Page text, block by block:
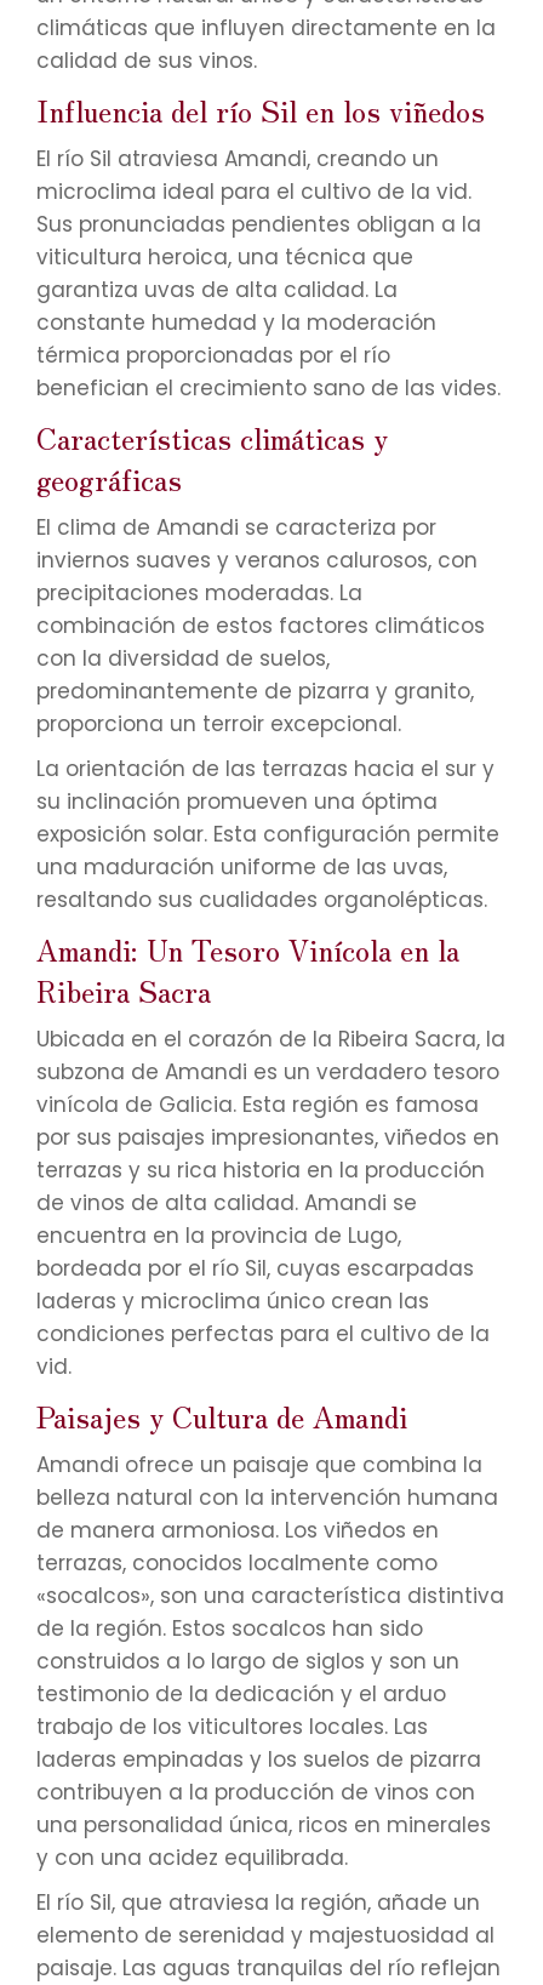
climáticas que influyen directamente en la
calidad de sus vinos.
Influencia del río Sil en los viñedos
El río Sil atraviesa Amandi, creando un
microclima ideal para el cultivo de la vid.
Sus pronunciadas pendientes obligan a la
viticultura heroica, una técnica que
garantiza uvas de alta calidad. La
constante humedad y la moderación
térmica proporcionadas por el río
benefician el crecimiento sano de las vides.
Características climáticas y
geográficas
El clima de Amandi se caracteriza por
inviernos suaves y veranos calurosos, con
precipitaciones moderadas. La
combinación de estos factores climáticos
con la diversidad de suelos,
predominantemente de pizarra y granito,
proporciona un terroir excepcional.
La orientación de las terrazas hacia el sur y
su inclinación promueven una óptima
exposición solar. Esta configuración permite
una maduración uniforme de las uvas,
resaltando sus cualidades organolépticas.
Amandi: Un Tesoro Vinícola en la
Ribeira Sacra
Ubicada en el corazón de la Ribeira Sacra, la
subzona de Amandi es un verdadero tesoro
vinícola de Galicia. Esta región es famosa
por sus paisajes impresionantes, viñedos en
terrazas y su rica historia en la producción
de vinos de alta calidad. Amandi se
encuentra en la provincia de Lugo,
bordeada por el río Sil, cuyas escarpadas
laderas y microclima único crean las
condiciones perfectas para el cultivo de la
vid.
Paisajes y Cultura de Amandi
Amandi ofrece un paisaje que combina la
belleza natural con la intervención humana
de manera armoniosa. Los viñedos en
terrazas, conocidos localmente como
«socalcos», son una característica distintiva
de la región. Estos socalcos han sido
construidos a lo largo de siglos y son un
testimonio de la dedicación y el arduo
trabajo de los viticultores locales. Las
laderas empinadas y los suelos de pizarra
contribuyen a la producción de vinos con
una personalidad única, ricos en minerales
y con una acidez equilibrada.
El río Sil, que atraviesa la región, añade un
elemento de serenidad y majestuosidad al
paisaje. Las aguas tranquilas del río reflejan